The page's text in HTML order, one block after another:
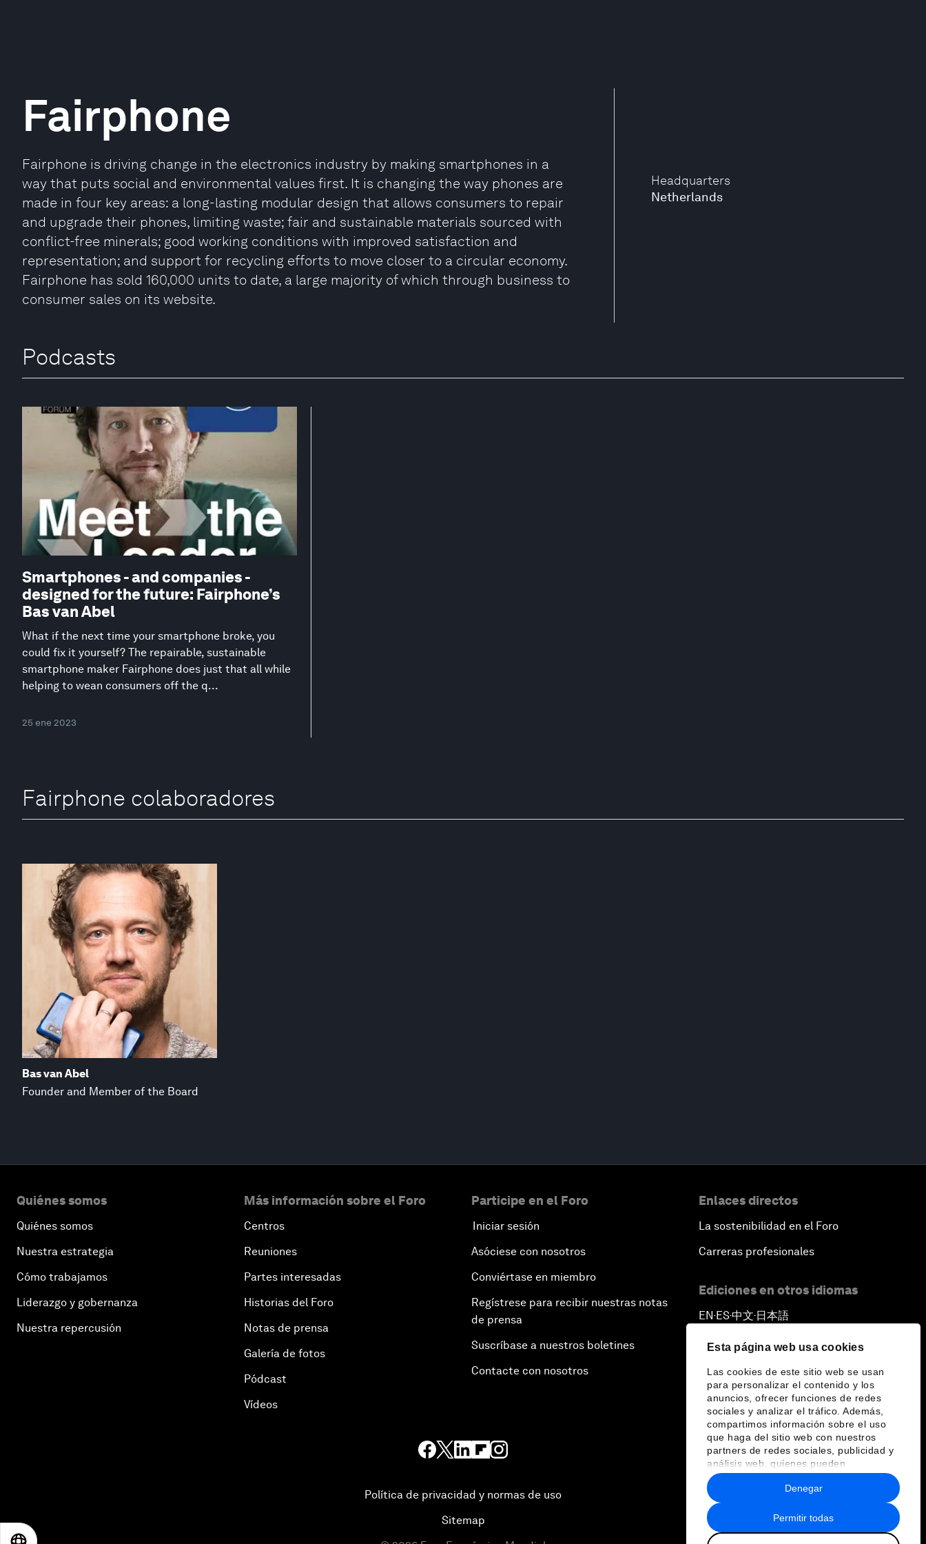
Esta página web usa cookies
Las cookies de este sitio web se usan
para personalizar el contenido y los
anuncios, ofrecer funciones de redes
sociales y analizar el tráfico. Además,
compartimos información sobre el uso
que haga del sitio web con nuestros
partners de redes sociales, publicidad y
análisis web, quienes pueden
combinarla con otra información que les
haya proporcionado o que hayan
recopilado a partir del uso que haya
hecho de sus servicios.
Permitir todas
Denegar
Headquarters
Netherlands
Fairphone
Fairphone is driving change in the electronics industry by making smartphones in a
way that puts social and environmental values first. It is changing the way phones are
made in four key areas: a long-lasting modular design that allows consumers to repair
and upgrade their phones, limiting waste; fair and sustainable materials sourced with
conflict-free minerals; good working conditions with improved satisfaction and
representation; and support for recycling efforts to move closer to a circular economy.
Fairphone has sold 160,000 units to date, a large majority of which through business to
consumer sales on its website.
Podcasts
Smartphones - and companies -
designed for the future: Fairphone’s
Bas van Abel
What if the next time your smartphone broke, you
could fix it yourself? The repairable, sustainable
smartphone maker Fairphone does just that all while
helping to wean consumers off the q...
25 ene 2023
Fairphone colaboradores
Bas van Abel
Founder and Member of the Board
Quiénes somos
Quiénes somos
Nuestra estrategia
Cómo trabajamos
Liderazgo y gobernanza
Nuestra repercusión
Más información sobre el Foro
Centros
Reuniones
Partes interesadas
Historias del Foro
Notas de prensa
Galería de fotos
Pódcast
Vídeos
Participe en el Foro
Iniciar sesión
Asóciese con nosotros
Conviértase en miembro
Regístrese para recibir nuestras notas
de prensa
Suscríbase a nuestros boletines
Contacte con nosotros
Enlaces directos
La sostenibilidad en el Foro
Carreras profesionales
Ediciones en otros idiomas
EN ▪ ES▪中文▪ 日本語
Política de privacidad y normas de uso
Sitemap